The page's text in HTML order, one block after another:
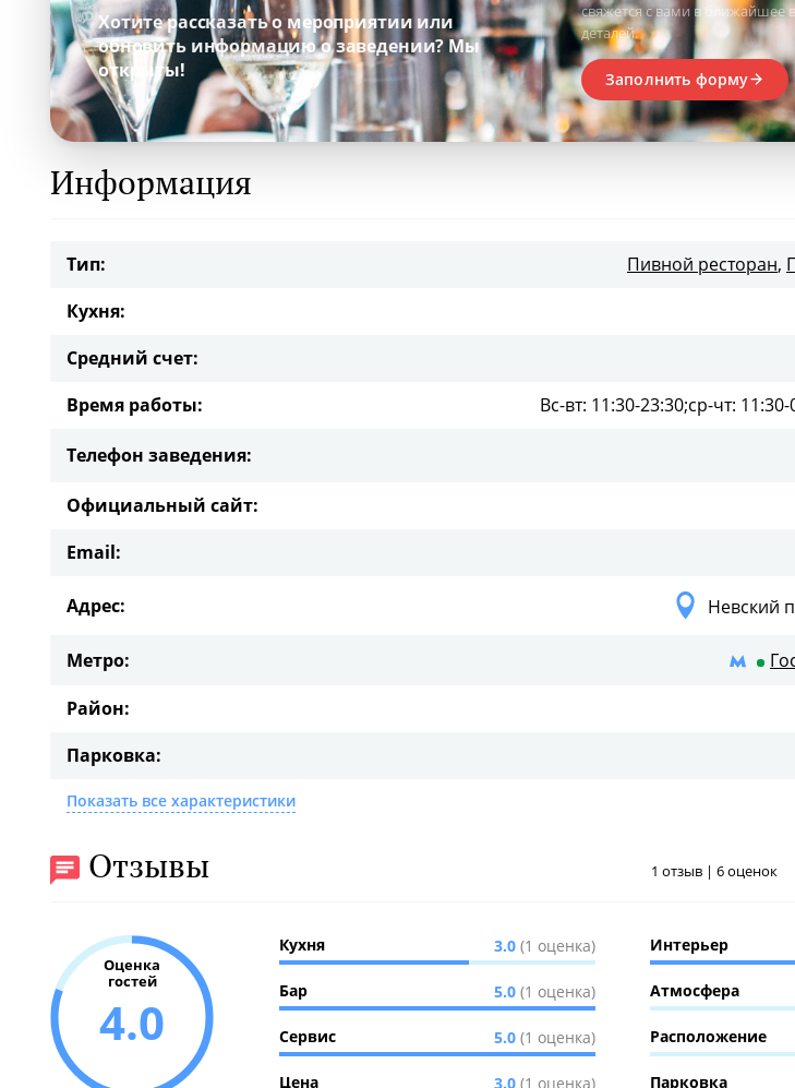
Хотите рассказать о мероприятии или
обновить информацию о заведении?Мы
открыты!
свяжется с вами в ближайшее
деталей.
Заполнить форму
Информация
Тип: Пивной ресторан,
Кухня:
Средний счет:
Время работы:
Вс-вт: 11:30-23:30;ср-чт:
Телефон заведения:
Официальный сайт:
Email:
Адрес: Невский
Метро:
Район:
Парковка:
Показать все характеристики
Отзывы 1 отзыв | 6 оценок
Оценка
гостей
4.0
Кухня 3.0 (1 оценка)
Бар 5.0 (1 оценка)
Сервис 5.0 (1 оценка)
Цена 3.0 (1 оценка)
Интерьер
Атмосфера
Расположение
Парковка